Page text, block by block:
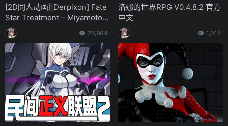
[2D同人动画][Derpixon] Fate
Star Treatment – Miyamoto
Musashi [1.2G]
26,904
洛娜的世界RPG V0.4.8.2 官方
中文
1,015